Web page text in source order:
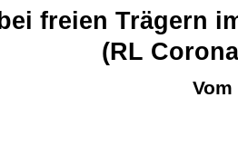
bei freien Trägern
(RL